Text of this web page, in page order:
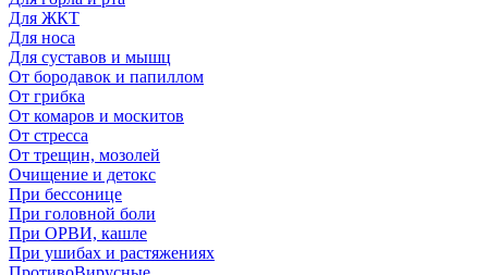
Для ЖКТ
Для носа
Для суставов и мышц
От бородавок и папиллом
От грибка
От комаров и москитов
От стресса
От трещин, мозолей
Очищение и детокс
При бессонице
При головной боли
При ОРВИ, кашле
При ушибах и растяжениях